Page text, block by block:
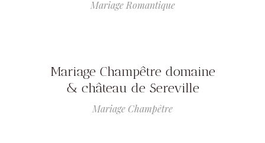
Mariage Romantique
Mariage Champêtre domaine
& château de Sereville
Mariage Champêtre